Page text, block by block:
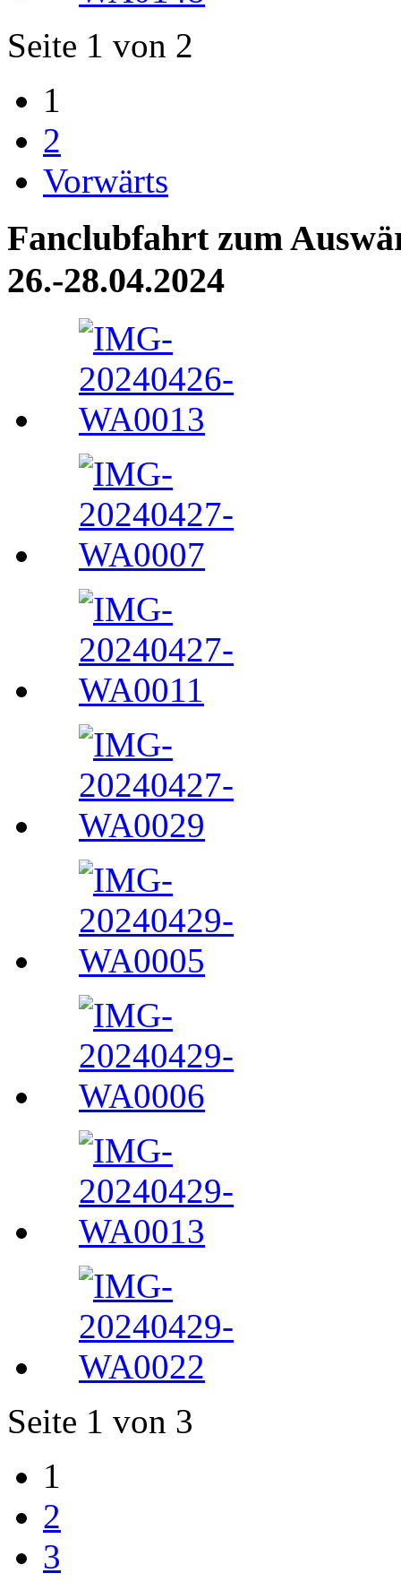
Seite 1 von 2
1
2
Vorwärts
Fanclubfahrt zum
26.-28.04.2024
Seite 1 von 3
1
2
3